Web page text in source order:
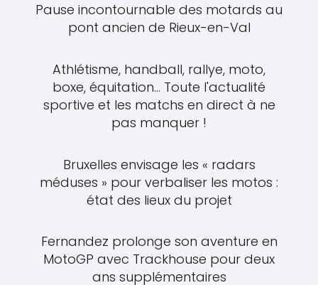
Pause incontournable des motards au
pont ancien de Rieux-en-Val
Athlétisme, handball, rallye, moto,
boxe, équitation... Toute l'actualité
sportive et les matchs en direct à ne
pas manquer !
Bruxelles envisage les « radars
méduses » pour verbaliser les motos :
état des lieux du projet
Fernandez prolonge son aventure en
MotoGP avec Trackhouse pour deux
ans supplémentaires